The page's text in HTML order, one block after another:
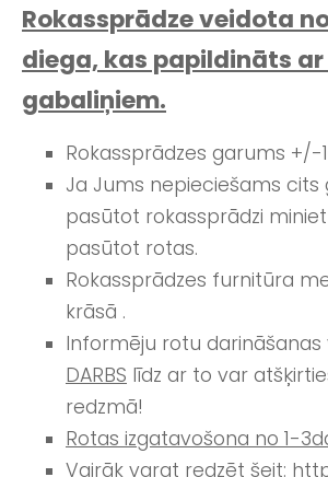
Rokassprādze veidota
diega, kas papildināts
gabaliņiem.
Rokassprādzes garums +/-
Ja Jums nepieciešams cits
pasūtot rokassprādzi
pasūtot rotas.
Rokassprādzes furnitūra
krāsā .
Informēju rotu darināšanas
DARBS līdz ar to var
redzmā!
Rotas izgatavošona no 1-
Vairāk varat redzēt šeit: